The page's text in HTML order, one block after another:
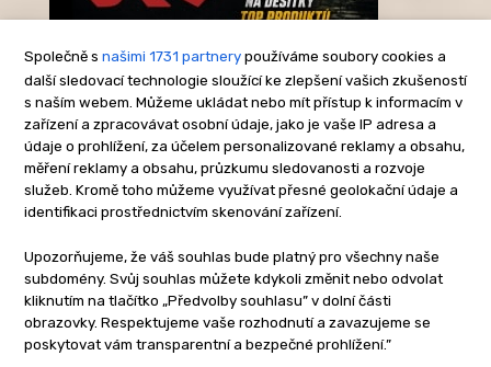
Společně s našimi 1731 partnery používáme soubory cookies a
další sledovací technologie sloužící ke zlepšení vašich zkušeností
s naším webem. Můžeme ukládat nebo mít přístup k informacím v
zařízení a zpracovávat osobní údaje, jako je vaše IP adresa a
údaje o prohlížení, za účelem personalizované reklamy a obsahu,
měření reklamy a obsahu, průzkumu sledovanosti a rozvoje
služeb. Kromě toho můžeme využívat přesné geolokační údaje a
identifikaci prostřednictvím skenování zařízení.
Upozorňujeme, že váš souhlas bude platný pro všechny naše
subdomény. Svůj souhlas můžete kdykoli změnit nebo odvolat
kliknutím na tlačítko „Předvolby souhlasu” v dolní části
obrazovky. Respektujeme vaše rozhodnutí a zavazujeme se
poskytovat vám transparentní a bezpečné prohlížení.”
-Reklama-